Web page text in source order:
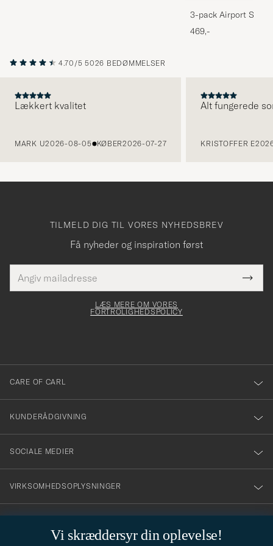
3-pack Airport
Melange
469,-
4.70/5 5026 BEDØMMELSER
Lækkert kvalitet
MARK U2026-08-05 KØBER2026-07-27
Alt fungerede
KRISTOFFER E
Vi skræddersyr din oplevelse!
TILMELD DIG TIL VORES NYHEDSBREV
Få nyheder og inspiration først
mailadresse
skal
Tack
för
dig
till
vårt
nyhetsbrev!
LÆS MERE OM VORES
FORTROLIGHEDSPOLICY
CARE OF CARL
KUNDERÅDGIVNING
SOCIALE MEDIER
VIRKSOMHEDSOPLYSNINGER